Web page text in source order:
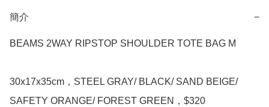
簡介 −
BEAMS 2WAY RIPSTOP SHOULDER TOTE BAG M
30x17x35cm，STEEL GRAY/ BLACK/ SAND BEIGE/
SAFETY ORANGE/ FOREST GREEN，$320